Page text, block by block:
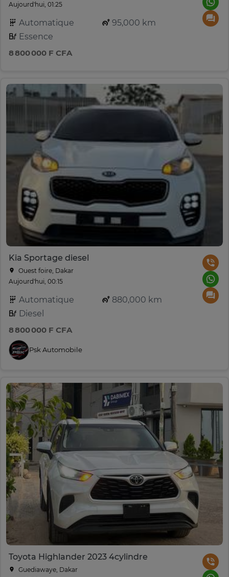
Aujourd'hui, 01:25
Automatique
95,000 km
Essence
8 800 000 F CFA
Kia Sportage diesel
Ouest foire, Dakar
Aujourd'hui, 00:15
Automatique
880,000 km
Diesel
8 800 000 F CFA
Psk Automobile
Toyota Highlander 2023 4cylindre
Guediawaye, Dakar